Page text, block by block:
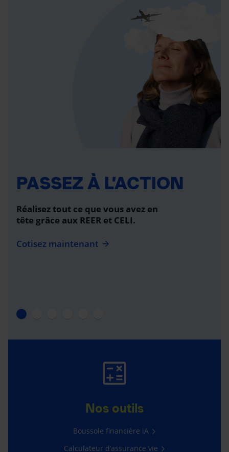
PASSEZ À L’ACTION
Réalisez tout ce que vous avez en
tête grâce aux REER et CELI.
Cotisez maintenant
Nos outils
Boussole financière iA
Calculateur d’assurance vie